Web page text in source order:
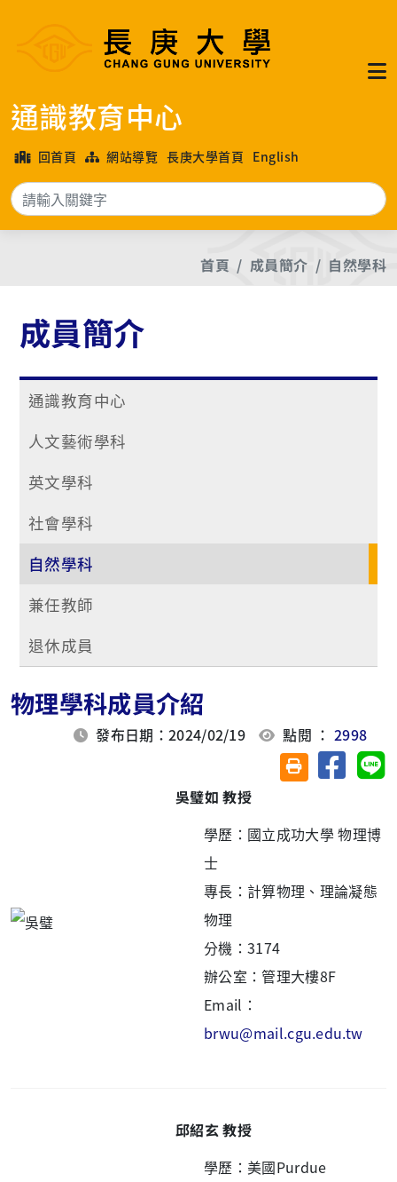
通識教育中心
回首頁 網站導覽 長庚大學首頁 English
搜尋
首頁 成員簡介 自然學科
成員簡介
通識教育中心
人文藝術學科
英文學科
社會學科
自然學科
兼任教師
退休成員
物理學科成員介紹
發布日期：2024/02/19 點閱 ：2998
友善列印(另開視
分享至
吳璧如 教授
學歷：國立成功大學 物理博
士
專長：計算物理、理論凝態
物理
分機：3174
辦公室：管理大樓8F
Email：
brwu@mail.cgu.edu.tw
邱紹玄 教授
學歷：美國Purdue